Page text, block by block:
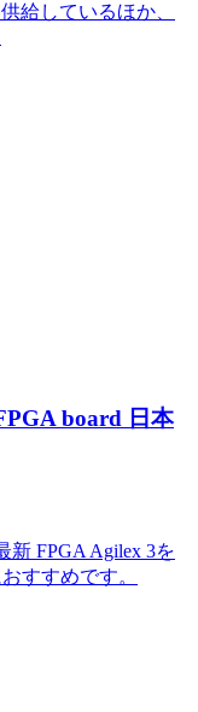
給しているほか、
board 日本
新 FPGA Agilex 3を
すすめです。